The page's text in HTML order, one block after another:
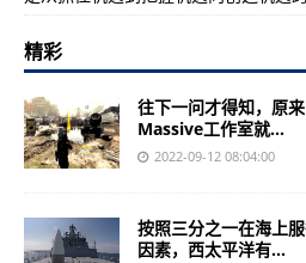
精彩
往下一问才得知，原
Massive工作室就...
2022-09-12 08:04:00
按照三分之一在海上
因素，西太平洋有...